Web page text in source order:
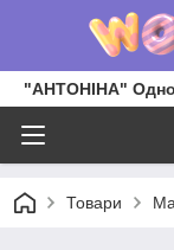
"АНТОНІНА"
Товари